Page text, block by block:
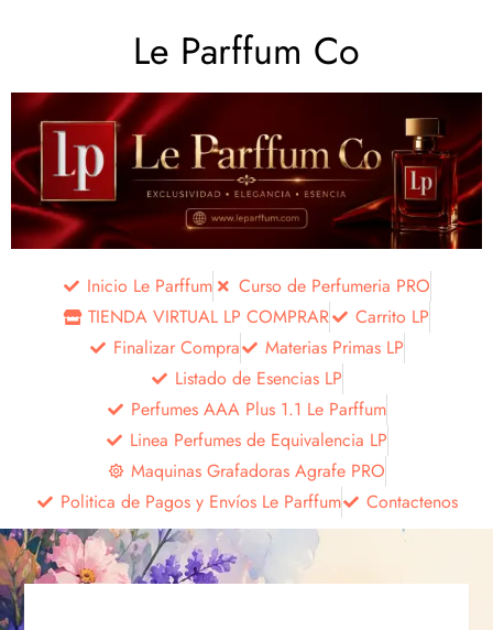
Le Parffum Co
Inicio Le Parffum
Curso de Perfumeria PRO
TIENDA VIRTUAL LP COMPRAR
Carrito LP
Finalizar Compra
Materias Primas LP
Listado de Esencias LP
Perfumes AAA Plus 1.1 Le Parffum
Linea Perfumes de Equivalencia LP
Maquinas Grafadoras Agrafe PRO
Politica de Pagos y Envíos Le Parffum
Contactenos